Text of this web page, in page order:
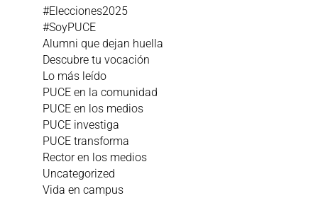
#Elecciones2025
#SoyPUCE
Alumni que dejan huella
Descubre tu vocación
Lo más leído
PUCE en la comunidad
PUCE en los medios
PUCE investiga
PUCE transforma
Rector en los medios
Uncategorized
Vida en campus